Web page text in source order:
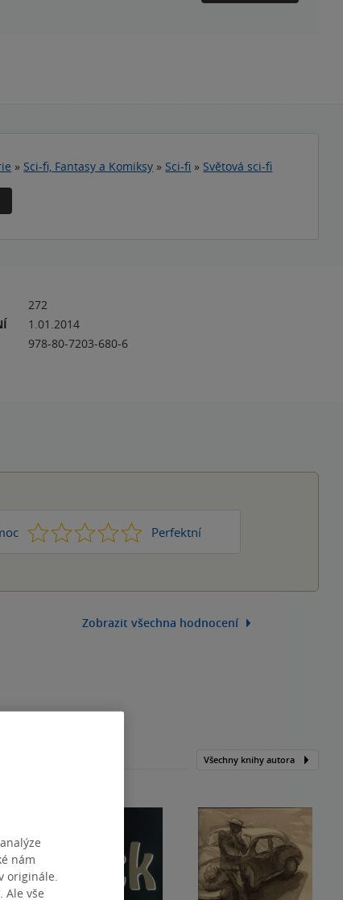
» Sci-fi, Fantasy a Komiksy » Sci-fi » Světová sci-fi
272
1.01.2014
978-80-7203-680-6
1 2 3 4 Perfektní
5
Zobrazit všechna hodnocení
Všechny knihy autora
nám
originále.
Ale vše